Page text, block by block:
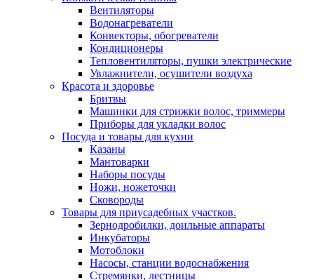
Вентиляторы
Водонагреватели
Конвекторы, обогреватели
Кондиционеры
Тепловентиляторы, пушки электрические
Увлажнители, осушители воздуха
Красота и здоровье
Бритвы
Машинки для стрижки волос, триммеры
Приборы для укладки волос
Посуда и товары для кухни
Казаны
Мантоварки
Наборы посуды
Ножи, ножеточки
Сковороды
Товары для приусадебных участков.
Зернодробилки, доильные аппараты
Инкубаторы
Мотоблоки
Насосы, станции водоснабжения
Стремянки, лестницы